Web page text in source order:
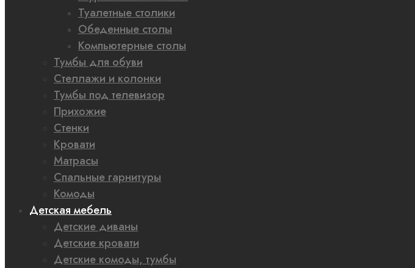
Туалетные столики
Обеденные столы
Компьютерные столы
Тумбы для обуви
Стеллажи и колонки
Тумбы под телевизор
Прихожие
Стенки
Кровати
Матрасы
Спальные гарнитуры
Комоды
Детская мебель
Детские диваны
Детские кровати
Детские комоды, тумбы